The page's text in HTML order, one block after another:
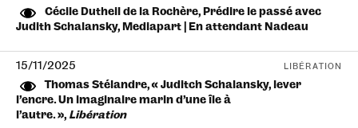
Cécile Dutheil de la Rochère, Prédire le passé avec
Judith Schalansky, Mediapart | En attendant Nadeau
15/11/2025
Thomas Stélandre, « Juditch Schalansky, lever
l’encre. Un imaginaire marin d’une île à
l’autre. », Libération
LIBÉRATION